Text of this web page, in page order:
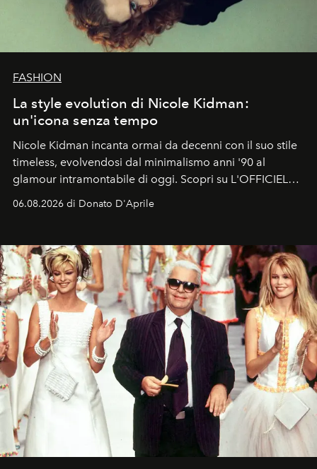
FASHION
La style evolution di Nicole Kidman:
un'icona senza tempo
Nicole Kidman incanta ormai da decenni con il suo stile
timeless, evolvendosi dal minimalismo anni '90 al
glamour intramontabile di oggi. Scopri su L'OFFICIEL
Italia la sua style evolution.
06.08.2026 di Donato D'Aprile